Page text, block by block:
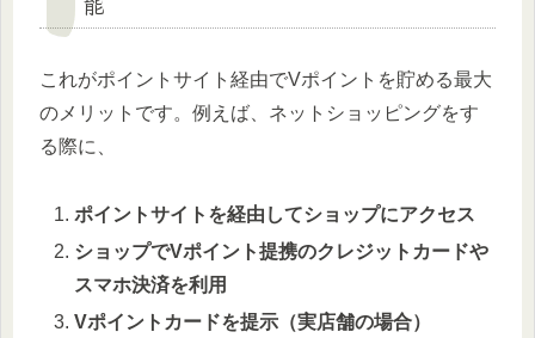
これがポイントサイト経由でVポイントを貯める最大
のメリットです。例えば、ネットショッピングをす
る際に、
ポイントサイトを経由してショップにアクセス
ショップでVポイント提携のクレジットカードや
スマホ決済を利用
Vポイントカードを提示（実店舗の場合）